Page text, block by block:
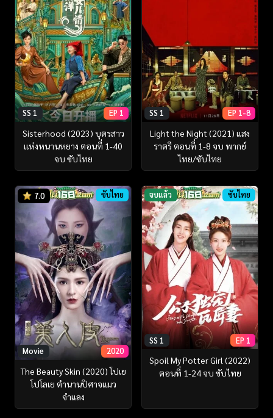
SS 1 EP 1
Sisterhood (2023) บุตรสาว
แห่งหนานหยาง ตอนที่ 1-40
จบ ซับไทย
SS 1 EP 1-8
Light the Night (2021) แสง
ราตรี ตอนที่ 1-8 จบ พากย์
ไทย/ซับไทย
7.0 ซับไทย
Movie 2020
The Beauty Skin (2020) โปเย
โปโลเย ตำนานปิศาจแมว
จำแลง
จบแล้ว ซับไทย
SS 1 EP 1
Spoil My Potter Girl (2022)
ตอนที่ 1-24 จบ ซับไทย